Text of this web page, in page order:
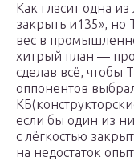
Как гласит одна
закрыть и135»,
вес в
хитрый план —
сделав всё, чтобы
оппонентов
если бы один из
с лёгкостью
на недостаток